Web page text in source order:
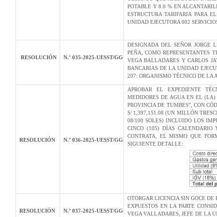
POTABLE Y 8.0 % EN
ESTRUCTURA TARIFARIA PARA
UNIDAD EJECUTORA 002
RESOLUCIÓN N.° 035-2025-UESST/GG
DESIGNADA DEL SEÑOR JORGE
PEÑA, COMO REPRESENTANTES
VEGA BALLADARES Y CARLOS
BANCARIAS DE LA UNIDAD
207: ORGANISMO TÉCNICO DE LA
RESOLUCIÓN N.° 036-2025-UESST/GG
APROBAR EL EXPEDIENTE
MEDIDORES DE AGUA EN EL
PROVINCIA DE TUMBES”, CON
S/ 1,397,151.08 (UN MILLÓN
08/100 SOLES) INCLUIDO LOS
CINCO (105) DÍAS CALENDARIO
CONTRATA, EL MISMO QUE
SIGUIENTE DETALLE:
RESOLUCIÓN N.° 037-2025-UESST/GG
OTORGAR LICENCIA SIN GOCE DE
EXPUESTOS EN LA PARTE
VEGA VALLADARES, JEFE DE LA